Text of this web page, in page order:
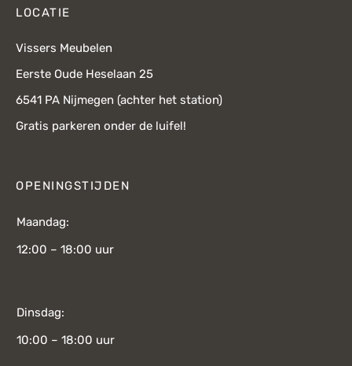
LOCATIE
Vissers Meubelen
Eerste Oude Heselaan 25
6541 PA Nijmegen (achter het station)
Gratis parkeren onder de luifel!
OPENINGSTIJDEN
Maandag:
12:00 – 18:00 uur
Dinsdag:
10:00 – 18:00 uur